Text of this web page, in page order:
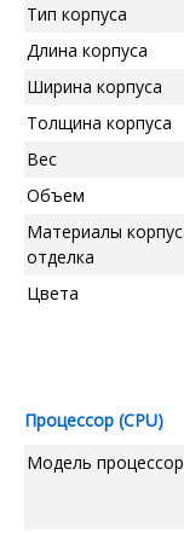
Тип корпуса
Длина корпуса
Ширина корпуса
Толщина корпуса
Вес
Объем
Материалы
отделка
Цвета
Процессор (CPU)
Модель